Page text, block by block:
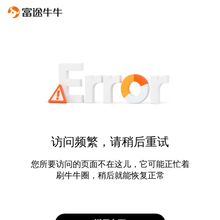
访问频繁，请稍后重试
您所要访问的页面不在这儿，它可能正忙着
刷牛牛圈，稍后就能恢复正常